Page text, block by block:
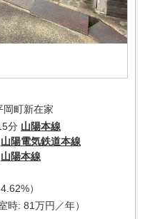
岡町新在家
分 山陽本線
山陽電気鉄道本線
山陽本線
）
時: 81万円／年）